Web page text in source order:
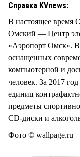
Справка KVnews:
В настоящее время
Омский — Центр
«Аэропорт Омск».
оснащенных
компьютерной и
человек. За 2017
единиц
предметы
CD-диски и
Фото © wallpage.ru